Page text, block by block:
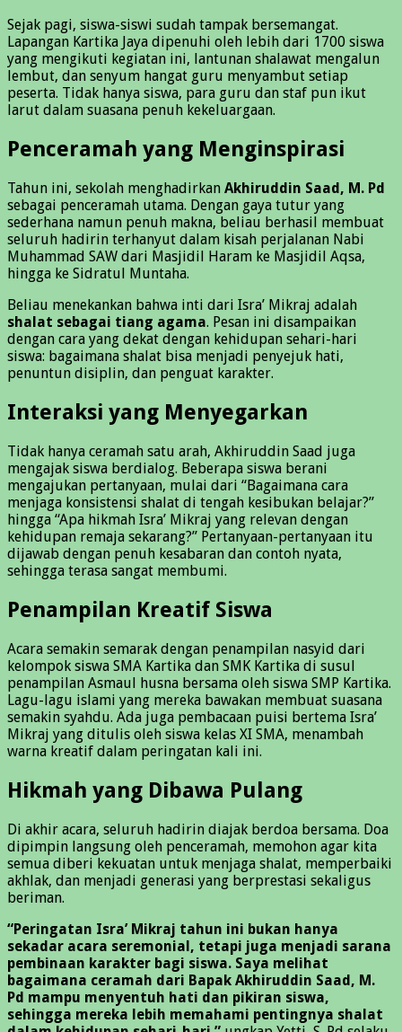
Sejak pagi, siswa-siswi sudah tampak bersemangat.
Lapangan Kartika Jaya dipenuhi oleh lebih dari 1700 siswa
yang mengikuti kegiatan ini, lantunan shalawat mengalun
lembut, dan senyum hangat guru menyambut setiap
peserta. Tidak hanya siswa, para guru dan staf pun ikut
larut dalam suasana penuh kekeluargaan.
Penceramah yang Menginspirasi
Tahun ini, sekolah menghadirkan Akhiruddin Saad, M. Pd
sebagai penceramah utama. Dengan gaya tutur yang
sederhana namun penuh makna, beliau berhasil membuat
seluruh hadirin terhanyut dalam kisah perjalanan Nabi
Muhammad SAW dari Masjidil Haram ke Masjidil Aqsa,
hingga ke Sidratul Muntaha.
Beliau menekankan bahwa inti dari Isra’ Mikraj adalah
shalat sebagai tiang agama. Pesan ini disampaikan
dengan cara yang dekat dengan kehidupan sehari-hari
siswa: bagaimana shalat bisa menjadi penyejuk hati,
penuntun disiplin, dan penguat karakter.
Interaksi yang Menyegarkan
Tidak hanya ceramah satu arah, Akhiruddin Saad juga
mengajak siswa berdialog. Beberapa siswa berani
mengajukan pertanyaan, mulai dari “Bagaimana cara
menjaga konsistensi shalat di tengah kesibukan belajar?”
hingga “Apa hikmah Isra’ Mikraj yang relevan dengan
kehidupan remaja sekarang?” Pertanyaan-pertanyaan itu
dijawab dengan penuh kesabaran dan contoh nyata,
sehingga terasa sangat membumi.
Penampilan Kreatif Siswa
Acara semakin semarak dengan penampilan nasyid dari
kelompok siswa SMA Kartika dan SMK Kartika di susul
penampilan Asmaul husna bersama oleh siswa SMP Kartika.
Lagu-lagu islami yang mereka bawakan membuat suasana
semakin syahdu. Ada juga pembacaan puisi bertema Isra’
Mikraj yang ditulis oleh siswa kelas XI SMA, menambah
warna kreatif dalam peringatan kali ini.
Hikmah yang Dibawa Pulang
Di akhir acara, seluruh hadirin diajak berdoa bersama. Doa
dipimpin langsung oleh penceramah, memohon agar kita
semua diberi kekuatan untuk menjaga shalat, memperbaiki
akhlak, dan menjadi generasi yang berprestasi sekaligus
beriman.
“Peringatan Isra’ Mikraj tahun ini bukan hanya
sekadar acara seremonial, tetapi juga menjadi sarana
pembinaan karakter bagi siswa. Saya melihat
bagaimana ceramah dari Bapak Akhiruddin Saad, M.
Pd mampu menyentuh hati dan pikiran siswa,
sehingga mereka lebih memahami pentingnya shalat